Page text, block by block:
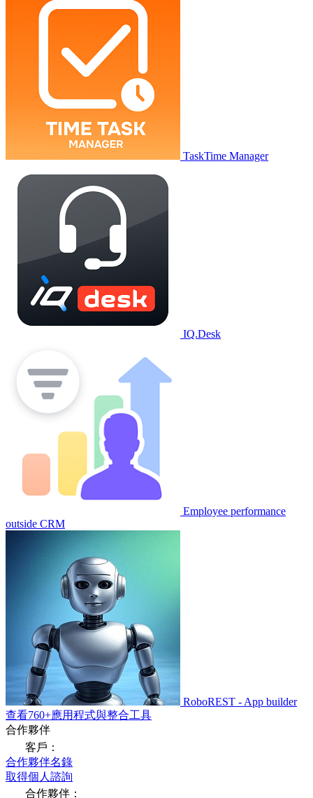
TaskTime Manager
IQ.Desk
Employee performance
outside CRM
RoboREST - App builder
查看760+應用程式與整合工具
合作夥伴
客戶：
合作夥伴名錄
取得個人諮詢
合作夥伴：